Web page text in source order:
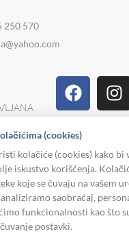
250 570
I
Tiktok
(cookies)
kolačiće (cookies) kako bi
iskustvo korišćenja.
koje se čuvaju na vašem
saobraćaj,
funkcionalnosti kao što
postavki.